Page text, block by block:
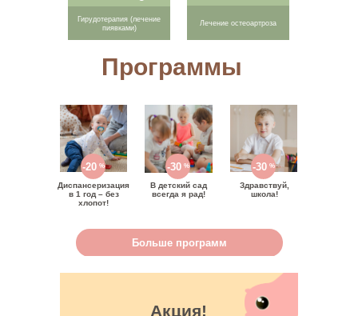
Гирудотерапия (лечение
пиявками)
Лечение остеоартроза
Здравствуй,
школа!
-30 %
-30 %
-20 %
Программы
Больше программ
Диспансеризация
в 1 год – без
хлопот!
В детский сад
всегда я рад!
Акция!